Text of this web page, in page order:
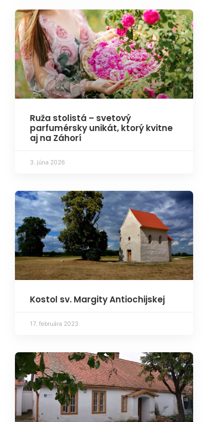
Ruža stolistá – svetový
parfumérsky unikát, ktorý kvitne
aj na Záhorí
3. júna 2026
Kostol sv. Margity Antiochijskej
17. februára 2023